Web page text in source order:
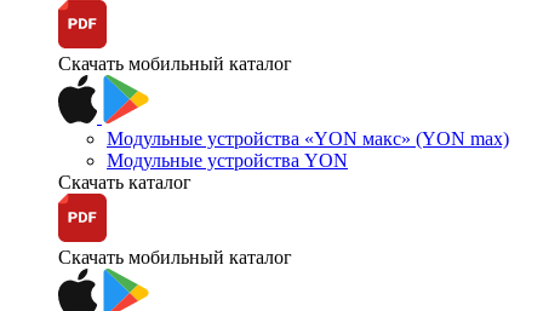
Скачать мобильный каталог
Модульные устройства «YON макс» (YON max)
Модульные устройства YON
Скачать каталог
Скачать мобильный каталог